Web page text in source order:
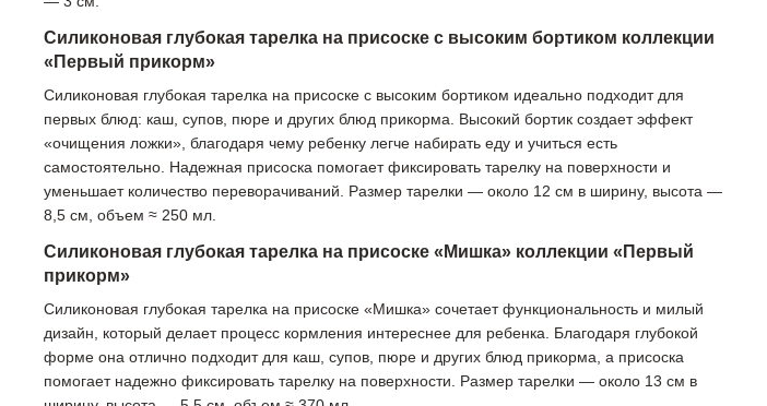
Силиконовая глубокая тарелка на присоске с высоким бортиком коллекции
«Первый прикорм»
Силиконовая глубокая тарелка на присоске с высоким бортиком идеально подходит для
первых блюд: каш, супов, пюре и других блюд прикорма. Высокий бортик создает эффект
«очищения ложки», благодаря чему ребенку легче набирать еду и учиться есть
самостоятельно. Надежная присоска помогает фиксировать тарелку на поверхности и
уменьшает количество переворачиваний. Размер тарелки — около 12 см в ширину, высота —
8,5 см, объем ≈ 250 мл.
Силиконовая глубокая тарелка на присоске «Мишка» коллекции «Первый
прикорм»
Силиконовая глубокая тарелка на присоске «Мишка» сочетает функциональность и милый
дизайн, который делает процесс кормления интереснее для ребенка. Благодаря глубокой
форме она отлично подходит для каш, супов, пюре и других блюд прикорма, а присоска
помогает надежно фиксировать тарелку на поверхности. Размер тарелки — около 13 см в